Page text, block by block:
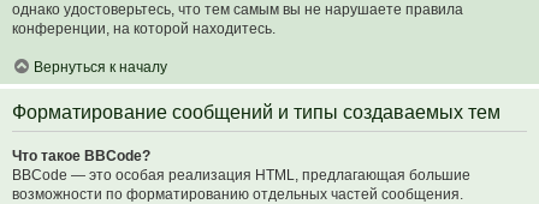
однако удостоверьтесь, что тем самым вы не нарушаете правила
конференции, на которой находитесь.
Вернуться к началу
Форматирование сообщений и типы создаваемых тем
Что такое BBCode?
BBCode — это особая реализация HTML, предлагающая большие
возможности по форматированию отдельных частей сообщения.